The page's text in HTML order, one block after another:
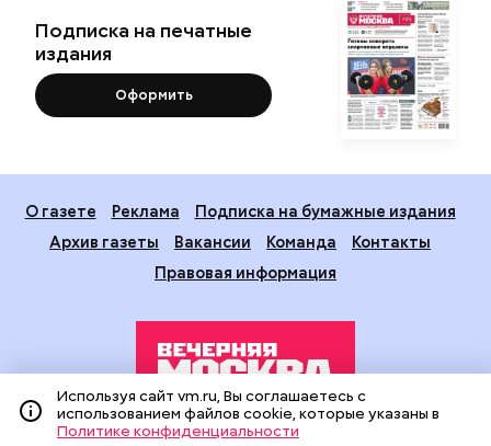
Подписка на печатные
издания
Оформить
О газете Реклама
Подписка на бумажные издания
Архив газеты
Вакансии Команда
Контакты
Правовая информация
Издание создано при финансовой поддержке Департамента
Используя сайт vm.ru, Вы соглашаетесь с
использованием файлов cookie, которые указаны в
Политике конфиденциальности